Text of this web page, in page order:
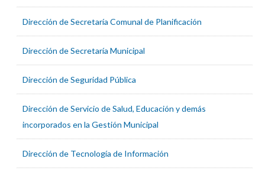
Dirección de Secretaría Comunal de Planificación
Dirección de Secretaría Municipal
Dirección de Seguridad Pública
Dirección de Servicio de Salud, Educación y demás
incorporados en la Gestión Municipal
Dirección de Tecnología de Información